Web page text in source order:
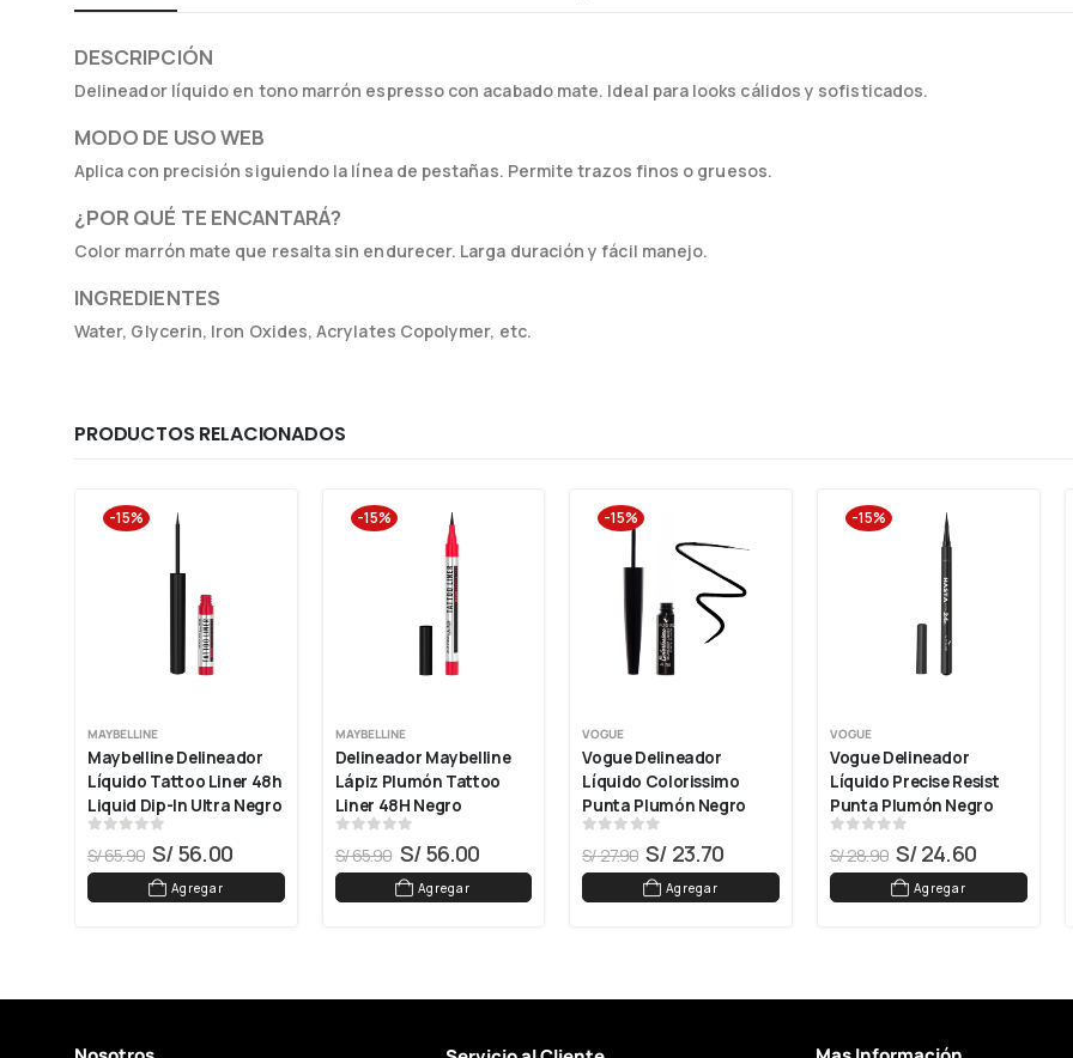
DESCRIPCIÓN
Delineador líquido en tono marrón espresso con acabado mate. Ideal para looks cálidos y sofisticados.
MODO DE USO WEB
Aplica con precisión siguiendo la línea de pestañas. Permite trazos finos o gruesos.
¿POR QUÉ TE ENCANTARÁ?
Color marrón mate que resalta sin endurecer. Larga duración y fácil manejo.
INGREDIENTES
Water, Glycerin, Iron Oxides, Acrylates Copolymer, etc.
PRODUCTOS RELACIONADOS
-15%
MAYBELLINE
Maybelline Delineador
Líquido Tattoo Liner 48h
Liquid Dip-In Ultra Negro
S/65.90 S/56.00
Agregar
-15%
MAYBELLINE
Delineador Maybelline
Lápiz Plumón Tattoo
Liner 48H Negro
S/65.90 S/56.00
Agregar
-15%
VOGUE
Vogue Delineador
Líquido Colorissimo
Punta Plumón Negro
S/27.90 S/ 23.70
Agregar
-15%
VOGUE
Vogue Delineador
Líquido Precise Resist
Punta Plumón Negro
S/28.90 S/24.60
Agregar